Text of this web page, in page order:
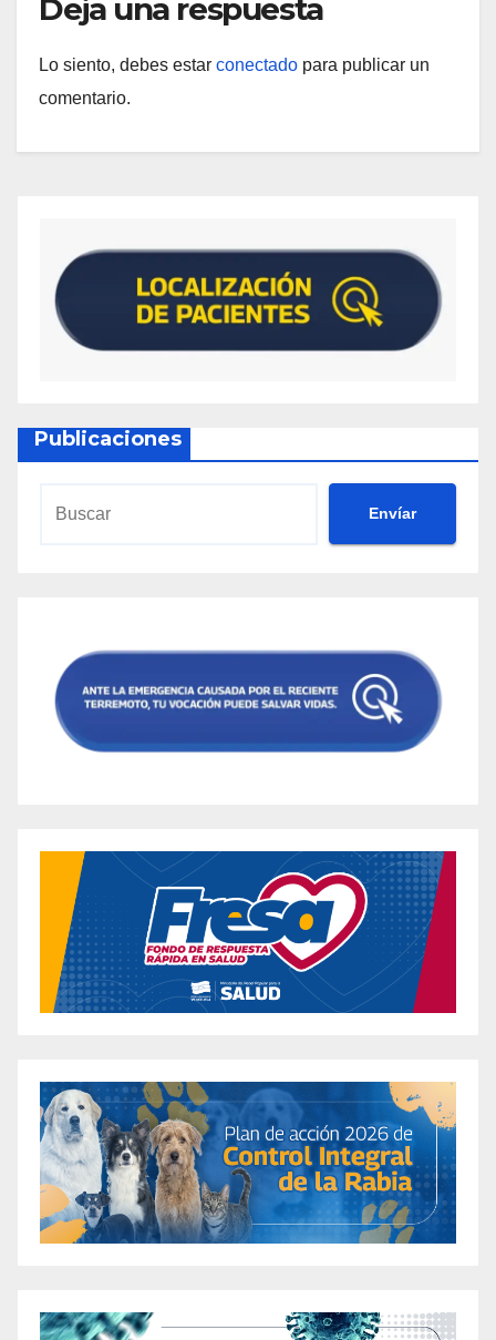
Deja una respuesta
Lo siento, debes estar conectado para publicar un
comentario.
Publicaciones
Envíar